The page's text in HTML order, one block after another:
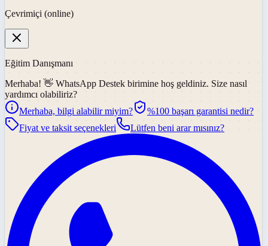
Çevrimiçi (online)
Eğitim Danışmanı
Merhaba! 👋 WhatsApp Destek birimine hoş geldiniz. Size nasıl
yardımcı olabiliriz?
Merhaba, bilgi alabilir miyim?
%100 başarı garantisi nedir?
Fiyat ve taksit seçenekleri
Lütfen beni arar mısınız?